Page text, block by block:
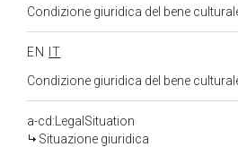
Condizione giuridica del bene
EN
IT
Condizione giuridica del bene
a-cd:LegalSituation
Situazione giuridica